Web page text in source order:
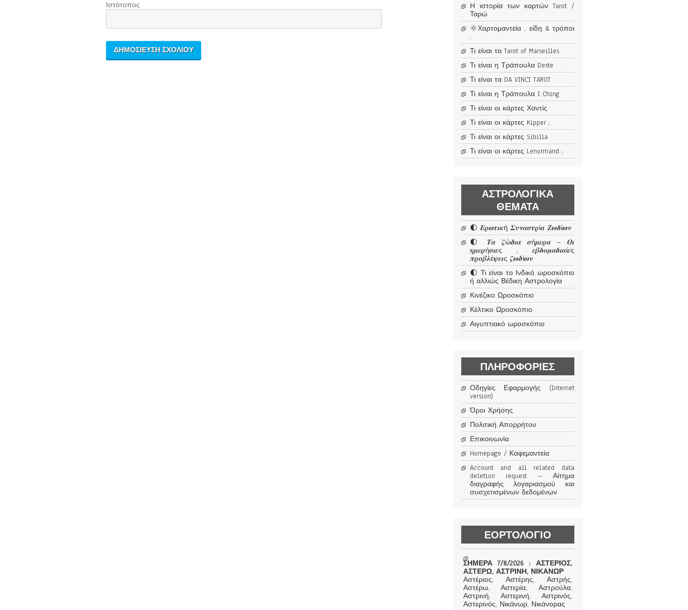
Ιστότοπος
Η ιστορία των καρτών Tarot /
Ταρώ
🌞Χαρτομαντεία , είδη & τρόποι
.
Τι είναι τα Tarot of Marseilles
Τι είναι η Τράπουλα Deste
Τι είναι τα DA VINCI TAROT
Τι είναι η Τράπουλα I Ching
Τι είναι οι κάρτες Χαντίς
Τι είναι οι κάρτες Kipper ;
Τι είναι οι κάρτες Sibilla
Τι είναι οι κάρτες Lenormand ;
ΑΣΤΡΟΛΟΓΙΚΆ
ΘΈΜΑΤΑ
🌓 𝜠𝝆𝝎𝝉𝜾𝜿ή 𝜮𝝊𝝂𝜶𝝈𝝉𝝆ί𝜶 𝜡𝝎𝜹ί𝝎𝝂
🌓 𝜯𝜶 𝜻ώ𝜹𝜾𝜶 𝝈ή𝝁𝜺𝝆𝜶 – 𝜪𝜾
𝜼𝝁𝜺𝝆ή𝝈𝜾𝜺ς , 𝜺𝜷𝜹𝝄𝝁𝜶𝜹𝜾𝜶ί𝜺ς
𝝅𝝆𝝄𝜷𝝀έ𝝍𝜺𝜾ς 𝜻𝝎𝜹ί𝝎𝝂
🌓 Τι είναι το Ινδικό ωροσκόπιο
ή αλλιώς Βέδικη Αστρολογία
Κινέζικο Ωροσκόπιο
Κέλτικο Ωροσκόπιο
Αιγυπτιακό ωροσκόπιο
ΠΛΗΡΟΦΟΡΊΕΣ
Οδηγίες Εφαρμογής (Internet
version)
Όροι Χρήσης
Πολιτική Απορρήτου
Επικοινωνία
Homepage / Καφεμαντεία
Account and all related data
deletion request – Αίτημα
διαγραφής λογαριασμού και
συσχετισμένων δεδομένων
ΕΟΡΤΟΛΟΓΙΟ
ΣΗΜΕΡΑ 7/8/2026 : ΑΣΤΕΡΙΟΣ,
ΑΣΤΕΡΩ, ΑΣΤΡΙΝΗ, ΝΙΚΑΝΩΡ
Αστέριος, Αστέρης, Αστρής,
Αστέρω, Αστερία, Αστρούλα,
Αστρινή, Αστερινή, Αστρινός,
Αστερινός, Νικάνωρ, Νικάνορας